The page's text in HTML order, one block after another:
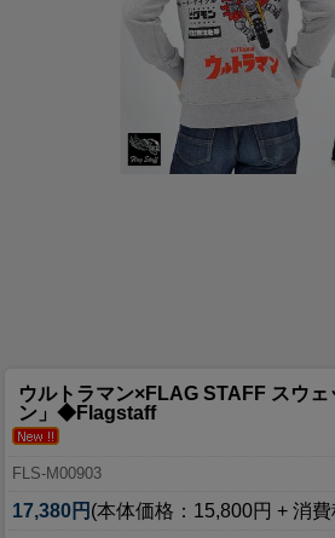
ウルトラマン×FLAG STAFF スウ
ン」◆Flagstaff
FLS-M00903
17,380円 (本体価格：15,800円 + 消